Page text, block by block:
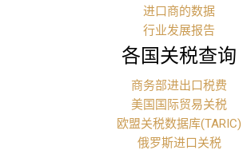
进口商的数据
行业发展报告
各国关税查询
商务部进出口税费
美国国际贸易关税
欧盟关税数据库(TARIC)
俄罗斯进口关税